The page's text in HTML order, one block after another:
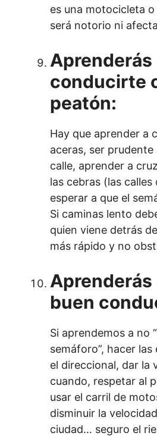
es una motocicleta
será notorio ni
Aprenderás
conducirte
peatón:
Hay que aprender a
aceras, ser prudente
calle, aprender a
las cebras (las calles
esperar a que el
Si caminas lento
quien viene detrás
más rápido y no
Aprenderás
buen
Si aprendemos a no
semáforo”, hacer
el direccional, dar la
cuando, respetar al
usar el carril de
disminuir la
ciudad… seguro el